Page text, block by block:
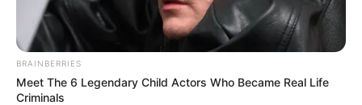
BRAINBERRIES
Meet The 6 Legendary Child Actors Who Became Real Life
Criminals